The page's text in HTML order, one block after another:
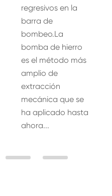
regresivos en la
barra de
bombeo.La
bomba de hierro
es el método más
amplio de
extracción
mecánica que se
ha aplicado hasta
ahora...